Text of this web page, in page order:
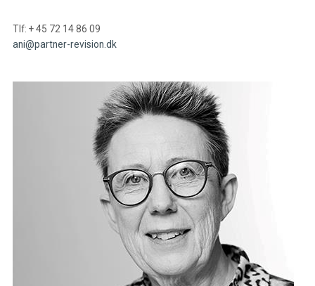
Tlf: + 45 72 14 86 09
ani@partner-revision.dk